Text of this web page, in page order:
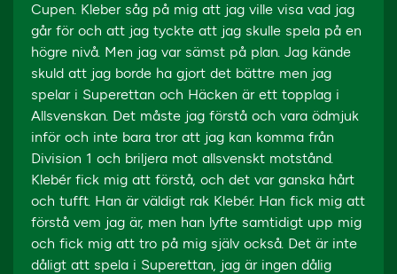
Cupen. Kleber såg på mig att jag ville visa vad jag
går för och att jag tyckte att jag skulle spela på en
högre nivå. Men jag var sämst på plan. Jag kände
skuld att jag borde ha gjort det bättre men jag
spelar i Superettan och Häcken är ett topplag i
Allsvenskan. Det måste jag förstå och vara ödmjuk
inför och inte bara tror att jag kan komma från
Division 1 och briljera mot allsvenskt motstånd.
Klebér fick mig att förstå, och det var ganska hårt
och tufft. Han är väldigt rak Klebér. Han fick mig att
förstå vem jag är, men han lyfte samtidigt upp mig
och fick mig att tro på mig själv också. Det är inte
dåligt att spela i Superettan, jag är ingen dålig